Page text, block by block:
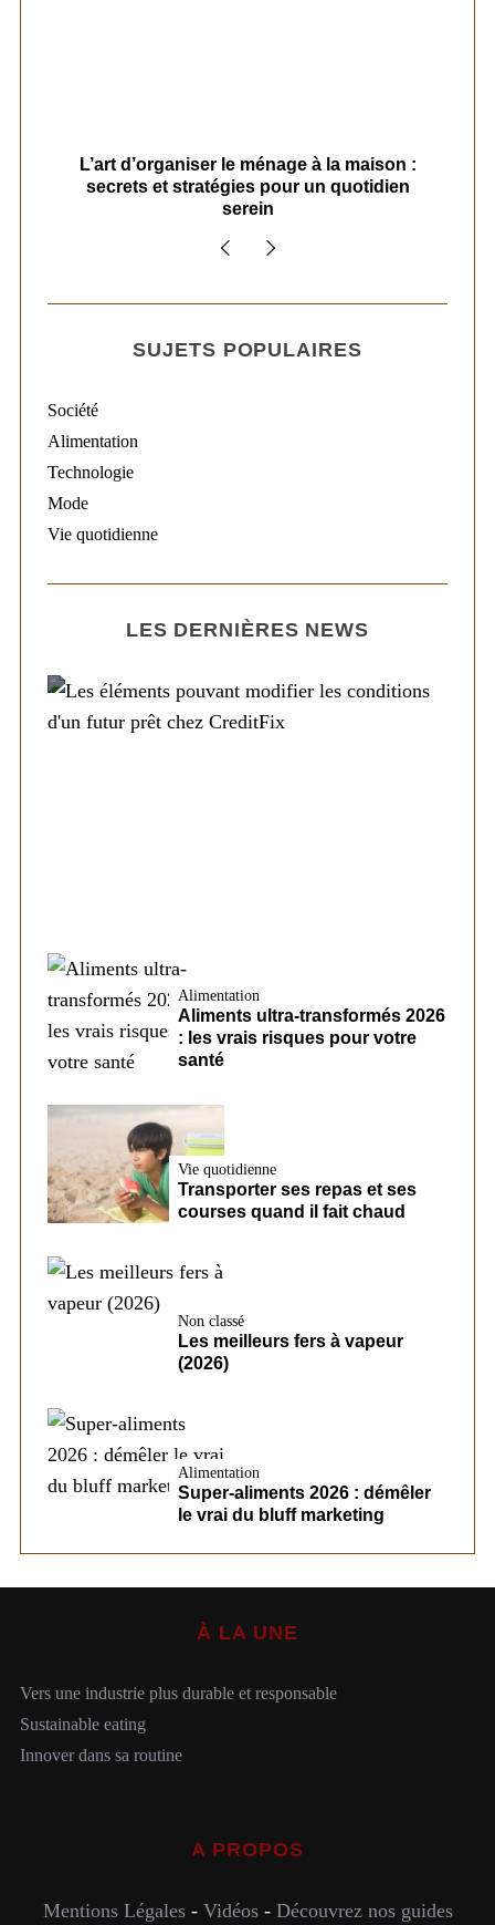
L’art d’organiser le ménage à la maison :
secrets et stratégies pour un quotidien
serein
SUJETS POPULAIRES
Société
Alimentation
Technologie
Mode
Vie quotidienne
LES DERNIÈRES NEWS
Alimentation
Aliments ultra-transformés 2026
: les vrais risques pour votre
santé
Vie quotidienne
Transporter ses repas et ses
courses quand il fait chaud
Non classé
Les meilleurs fers à vapeur
(2026)
Alimentation
Super-aliments 2026 : démêler
le vrai du bluff marketing
À LA UNE
Vers une industrie plus durable et responsable
Sustainable eating
Innover dans sa routine
A PROPOS
Mentions Légales- Vidéos- Découvrez nos guides